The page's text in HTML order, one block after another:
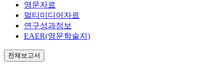
영문자료
멀티미디어자료
연구성과정보
EAER(영문학술지)
전체보고서